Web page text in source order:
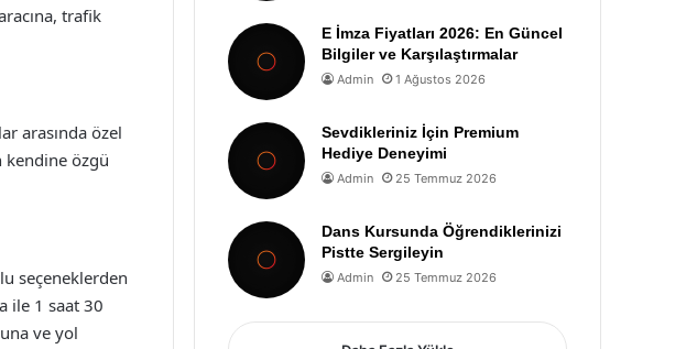
trafik
arasında özel
kendine özgü
seçeneklerden
ile 1 saat 30
ve yol
E İmza Fiyatları 2026: En Güncel
Bilgiler ve Karşılaştırmalar
Admin 1 Ağustos 2026
Sevdikleriniz İçin Premium
Hediye Deneyimi
Admin 25 Temmuz 2026
Dans Kursunda Öğrendiklerinizi
Pistte Sergileyin
Admin 25 Temmuz 2026